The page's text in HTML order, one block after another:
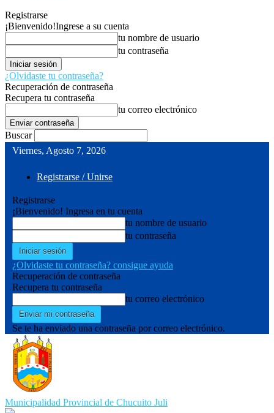
Registrarse
¡Bienvenido!Ingrese a su cuenta
tu nombre de usuario
tu contraseña
¿Olvidaste tu contraseña?
Recuperación de contraseña
Recupera tu contraseña
tu correo electrónico
Buscar
Viernes, Agosto 7, 2026
Registrarse / Unirse
Registrarse
¡Bienvenido! Ingresa en tu cuenta
tu nombre de usuario
tu contraseña
¿Olvidaste tu contraseña? consigue ayuda
Recuperación de contraseña
Recupera tu contraseña
tu correo electrónico
Se te ha enviado una contraseña por correo electrónico.
Municipalidad Provincial de Chucuito Juli